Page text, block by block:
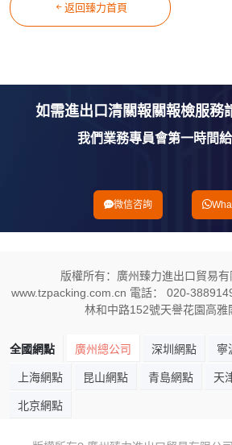
返回臻力首頁
如需進出口清關報關報檢服務
我們業務專員會第一時間給
微信咨詢
版權所有：廣州臻力進出口貿易有
www.tzpacking.com.cn 電話： 020-
林和中路152號天譽花園高雅
全國網點 廣州總公司 深圳網點 寧
上海網點 昆山網點 青島網點 天
北京網點